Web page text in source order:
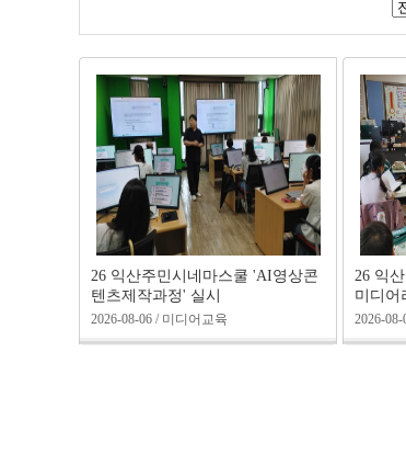
26 익산주민시네마스쿨 'AI영상콘
텐츠제작과정' 실시
2026-08-06 / 미디어교육
26 익
미디어
2026-